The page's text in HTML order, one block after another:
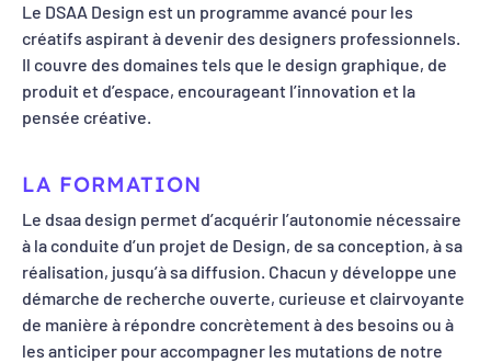
Le DSAA Design est un programme avancé pour les
créatifs aspirant à devenir des designers professionnels.
Il couvre des domaines tels que le design graphique, de
produit et d’espace, encourageant l’innovation et la
pensée créative.
LA FORMATION
Le dsaa design permet d’acquérir l’autonomie nécessaire
à la conduite d’un projet de Design, de sa conception, à sa
réalisation, jusqu’à sa diffusion. Chacun y développe une
démarche de recherche ouverte, curieuse et clairvoyante
de manière à répondre concrètement à des besoins ou à
les anticiper pour accompagner les mutations de notre